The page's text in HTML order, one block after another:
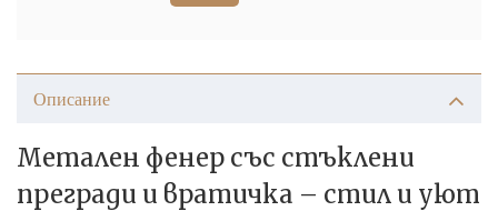
Описание
Метален фенер със стъклени
прегради и вратичка – стил и уют